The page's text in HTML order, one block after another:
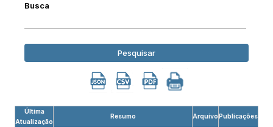
Busca
Pesquisar
Última
Atualização
Resumo ArquivoPublicações